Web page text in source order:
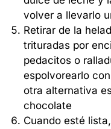
volver a llevarlo
Retirar de la
trituradas por
pedacitos o
espolvorearlo
otra alternativa
chocolate
Cuando esté